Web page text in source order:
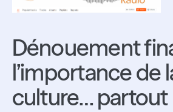
Dénouement
l’importance de
culture… partout